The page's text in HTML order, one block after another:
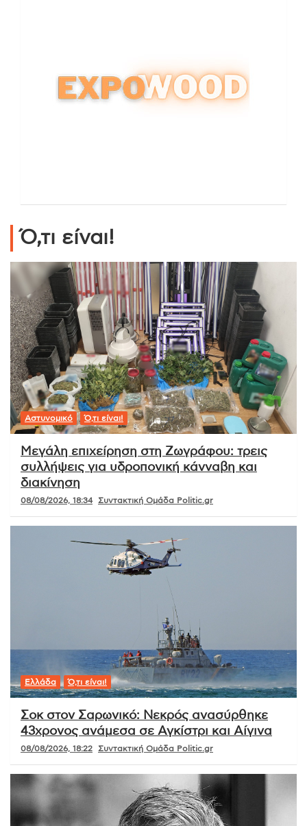
Ό,τι είναι!
Αστυνομικό Ό,τι είναι!
Μεγάλη επιχείρηση στη Ζωγράφου: τρεις
συλλήψεις για υδροπονική κάνναβη και
διακίνηση
08/08/2026, 18:34 Συντακτική Ομάδα Politic.gr
Ελλάδα Ό,τι είναι!
Σοκ στον Σαρωνικό: Νεκρός ανασύρθηκε
43χρονος ανάμεσα σε Αγκίστρι και Αίγινα
08/08/2026, 18:22 Συντακτική Ομάδα Politic.gr